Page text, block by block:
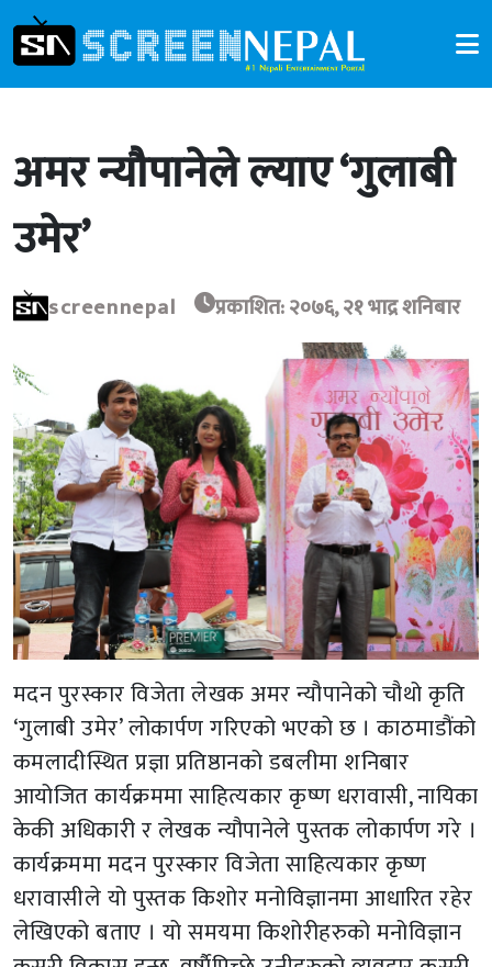
अमर न्यौपानेले ल्याए ‘गुलाबी
उमेर’
screennepal प्रकाशित: २०७६, २१ भाद्र शनिबार
मदन पुरस्कार विजेता लेखक अमर न्यौपानेको चौथो कृति
‘गुलाबी उमेर’ लोकार्पण गरिएको भएको छ । काठमाडौंको
कमलादीस्थित प्रज्ञा प्रतिष्ठानको डबलीमा शनिबार
आयोजित कार्यक्रममा साहित्यकार कृष्ण धरावासी, नायिका
केकी अधिकारी र लेखक न्यौपानेले पुस्तक लोकार्पण गरे ।
कार्यक्रममा मदन पुरस्कार विजेता साहित्यकार कृष्ण
धरावासीले यो पुस्तक किशोर मनोविज्ञानमा आधारित रहेर
लेखिएको बताए । यो समयमा किशोरीहरुको मनोविज्ञान